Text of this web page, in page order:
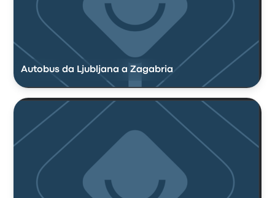
Autobus da Ljubljana a Zagabria